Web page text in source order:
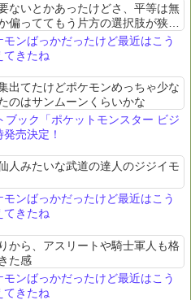
ないとかあったけどさ、平等は無
っててもう片方の選択肢が狭い
ともそれがまかり通るような時
ンばっかだったけど最近はこう
てきたね
出てたけどポケモンめっちゃ少な
のはサンムーンくらいかな
ック「ポケットモンスター ビジ
売決定！
人みたいな武道の達人のジジイモ
ンばっかだったけど最近はこう
てきたね
から、アスリートや騎士軍人も格
た感
ンばっかだったけど最近はこう
てきたね